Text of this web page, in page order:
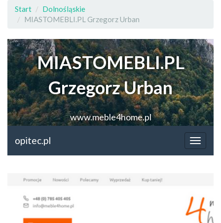
Start
Dolnośląskie
MIASTOMEBLI.PL Grzegorz Urban
MIASTOMEBLI.PL
Grzegorz Urban
www.meble4home.pl
opitec.pl